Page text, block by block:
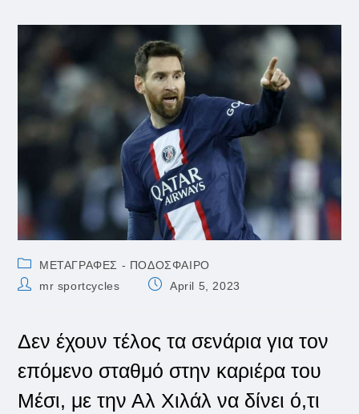
Post
category:
ΜΕΤΑΓΡΑΦΕΣ - ΠΟΔΟΣΦΑΙΡΟ
Postmr sportcycles
PostApril 5, 2023
Δεν έχουν τέλος τα σενάρια για τον
επόμενο σταθμό στην καριέρα του
Μέσι, με την Αλ Χιλάλ να δίνει ό,τι